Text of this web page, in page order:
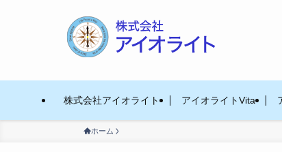
株式会社アイオライト アイオライトVita
ホーム